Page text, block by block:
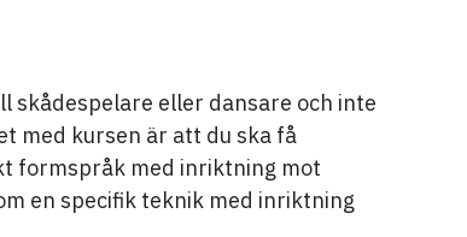
skådespelare eller dansare och inte
med kursen är att du ska få
formspråk med inriktning mot
en specifik teknik med inriktning